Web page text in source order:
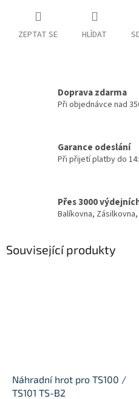
ZEPTAT SE HLÍDAT
Doprava zdarma
Při objednávce nad
Garance odeslání
Při přijetí platby do
Přes 3000
Balíkovna, Zásilkovna,
Související produkty
Náhradní hrot pro TS100 /
TS101 TS-B2